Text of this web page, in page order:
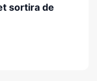
sortira de